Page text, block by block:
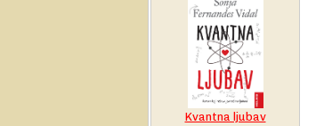
Kvantna ljubav